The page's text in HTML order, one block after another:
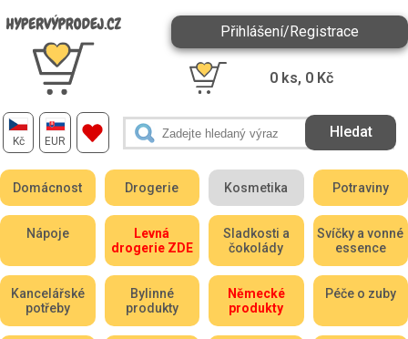
Kč EUR
Přihlášení/Registrace
0 ks, 0 Kč
Domácnost Drogerie Kosmetika Potraviny
Nápoje
Levná
drogerie ZDE
Sladkosti a
čokolády
Svíčky a vonné
essence
Kancelářské
potřeby
Bylinné
produkty
Německé
produkty
Péče o zuby